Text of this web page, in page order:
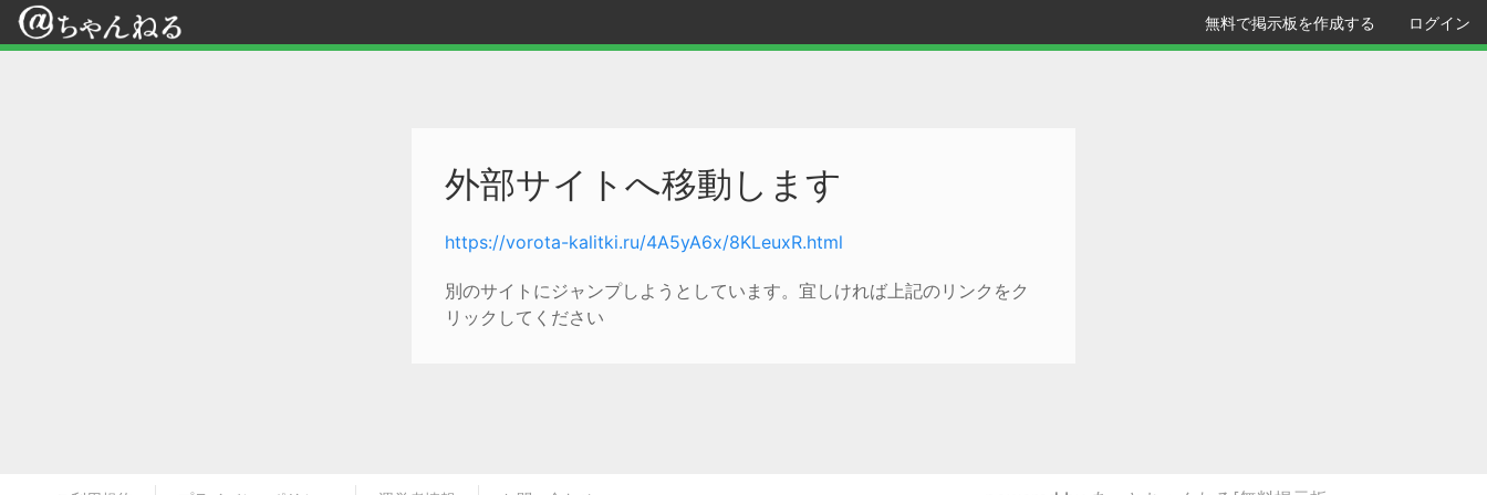
無料で掲示板を作成する ログイン
外部サイトへ移動します
https://vorota-kalitki.ru/4A5yA6x/8KLeuxR.html
別のサイトにジャンプしようとしています。宜しければ上記のリンクをク
リックしてください